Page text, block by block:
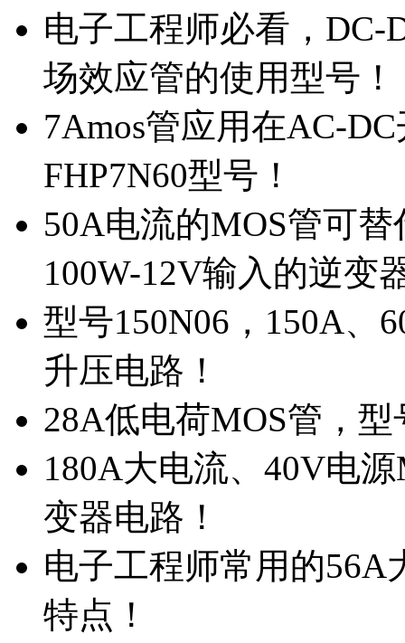
电子工程师必看，DC-
场效应管的使用型号！
7Amos管应用在AC-
FHP7N60型号！
50A电流的MOS管可
100W-12V输入的逆变
型号150N06，150A、
升压电路！
28A低电荷MOS管，
180A大电流、40V电
变器电路！
电子工程师常用的56A
特点！